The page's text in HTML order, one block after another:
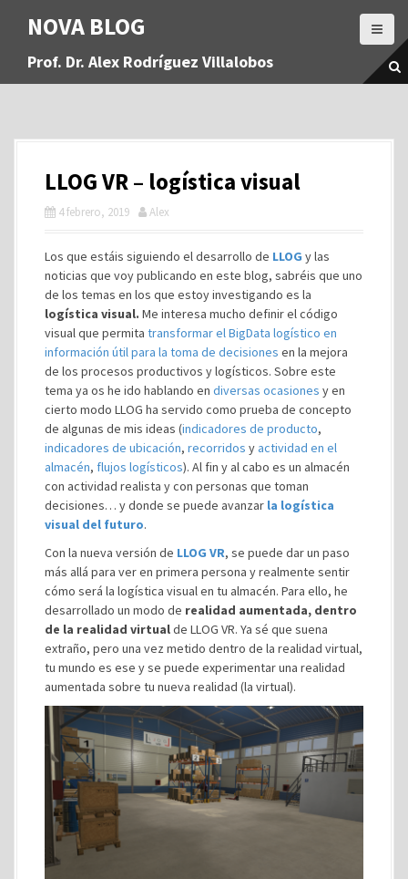
a
NOVA BLOG
Prof. Dr. Alex Rodríguez Villalobos
LLOG VR – logística visual
4 febrero, 2019 Alex
Los que estáis siguiendo el desarrollo de LLOG y las
noticias que voy publicando en este blog, sabréis que uno
de los temas en los que estoy investigando es la
logística visual. Me interesa mucho definir el código
visual que permita transformar el BigData logístico en
información útil para la toma de decisiones en la mejora
de los procesos productivos y logísticos. Sobre este
tema ya os he ido hablando en diversas ocasiones y en
cierto modo LLOG ha servido como prueba de concepto
de algunas de mis ideas (indicadores de producto,
indicadores de ubicación, recorridos y actividad en el
almacén, flujos logísticos). Al fin y al cabo es un almacén
con actividad realista y con personas que toman
decisiones… y donde se puede avanzar la logística
visual del futuro.
Con la nueva versión de LLOG VR, se puede dar un paso
más allá para ver en primera persona y realmente sentir
cómo será la logística visual en tu almacén. Para ello, he
desarrollado un modo de realidad aumentada, dentro
de la realidad virtualde LLOG VR. Ya sé que suena
extraño, pero una vez metido dentro de la realidad virtual,
tu mundo es ese y se puede experimentar una realidad
aumentada sobre tu nueva realidad (la virtual).